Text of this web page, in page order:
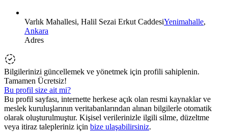
Varlık Mahallesi, Halil Sezai Erkut CaddesiYenimahalle,
Ankara
Adres
Bilgilerinizi güncellemek ve yönetmek için profili sahiplenin.
Tamamen Ücretsiz!
Bu profil size ait mi?
Bu profil sayfası, internette herkese açık olan resmi kaynaklar ve
meslek kuruluşlarının veritabanlarından alınan bilgilerle otomatik
olarak oluşturulmuştur. Kişisel verilerinizle ilgili silme, düzeltme
veya itiraz talepleriniz için bize ulaşabilirsiniz.